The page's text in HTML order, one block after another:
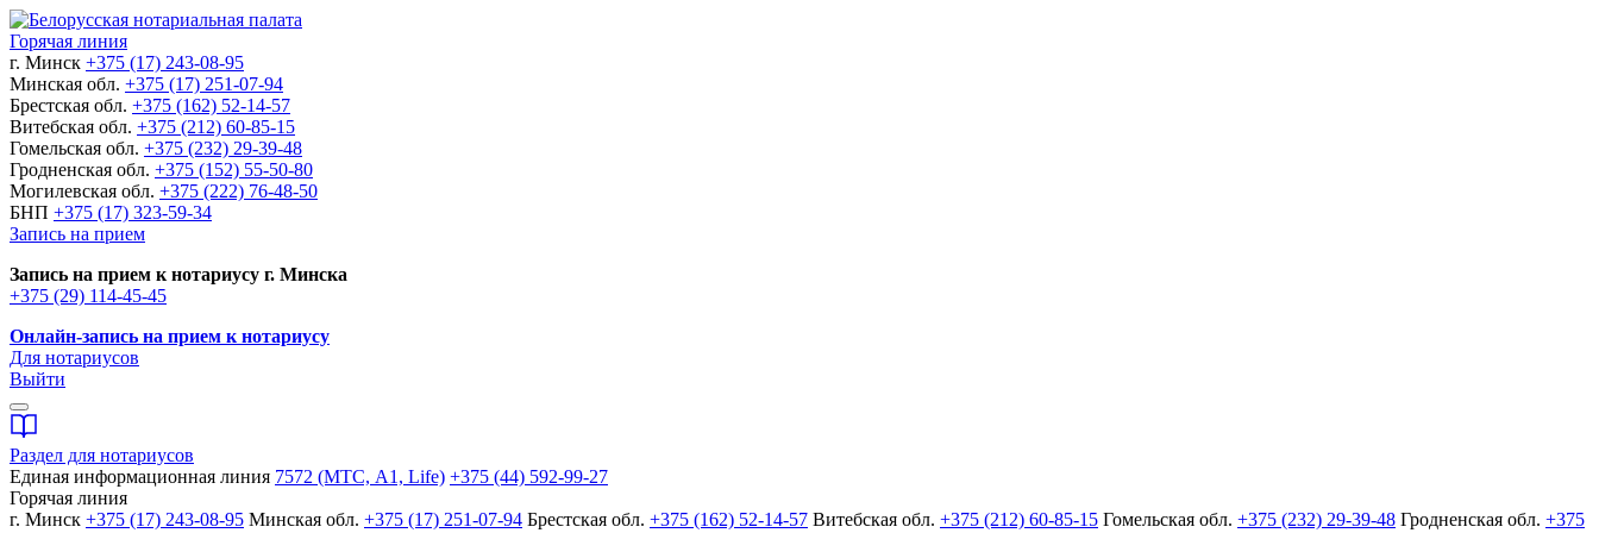
Горячая линия
г. Минск +375 (17) 243-08-95
Минская обл. +375 (17) 251-07-94
Брестская обл. +375 (162) 52-14-57
Витебская обл. +375 (212) 60-85-15
Гомельская обл. +375 (232) 29-39-48
Гродненская обл. +375 (152) 55-50-80
Могилевская обл. +375 (222) 76-48-50
БНП +375 (17) 323-59-34
Запись на прием
Запись на прием к нотариусу г. Минска
+375 (29) 114-45-45
Онлайн-запись на прием к нотариусу
Для нотариусов
Выйти
Раздел для нотариусов
Единая информационная линия 7572 (МТС, A1, Life) +375 (44) 592-99-27
Горячая линия
г. Минск +375 (17) 243-08-95 Минская обл. +375 (17) 251-07-94 Брестская обл. +375 (162) 52-14-57 Витебская обл. +375 (212) 60-85-15 Гомельская обл. +375 (232) 29-39-48 Гродненская обл. +375